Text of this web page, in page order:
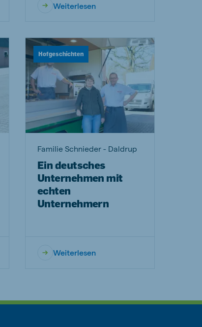
Weiterlesen
Hofgeschichten
Familie Schnieder - Daldrup
Ein deutsches
Unternehmen mit
echten
Unternehmern
Weiterlesen